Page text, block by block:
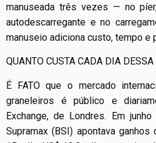
manuseada três vezes — no
autodescarregante e no
manuseio adiciona custo, tempo e
QUANTO CUSTA CADA DIA
É FATO que o mercado
graneleiros é público e
Exchange, de Londres. Em
Supramax (BSI) apontava